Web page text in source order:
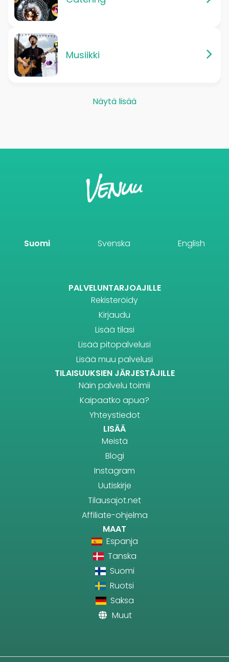
Musiikki
Näytä lisää
Suomi Svenska English
PALVELUNTARJOAJILLE
Rekisteröidy
Kirjaudu
Lisää tilasi
Lisää pitopalvelusi
Lisää muu palvelusi
TILAISUUKSIEN JÄRJESTÄJILLE
Näin palvelu toimii
Kaipaatko apua?
Yhteystiedot
LISÄÄ
Meistä
Blogi
Instagram
Uutiskirje
Tilausajot.net
Affiliate-ohjelma
MAAT
Espanja
Tanska
Suomi
Ruotsi
Saksa
Muut